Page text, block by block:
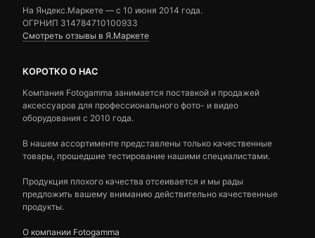
На Яндекс.Маркете — c 10 июня 2014 года.
ОГРНИП 314784710100933
Смотреть отзывы в Я.Маркете
КОРОТКО О НАС
Компания Fotogamma занимается поставкой и продажей
аксессуаров для профессионального фото- и видео
оборудования с 2010 года.
В нашем ассортименте представлены только качественные
товары, прошедшие тестирование нашими специалистами.
Продукция плохого качества отсеивается и мы рады
предложить вашему вниманию действительно качественные
продукты.
О компании Fotogamma